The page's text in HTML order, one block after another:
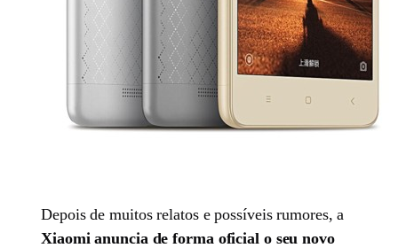
Depois de muitos relatos e possíveis rumores, a
Xiaomi anuncia de forma oficial o seu novo